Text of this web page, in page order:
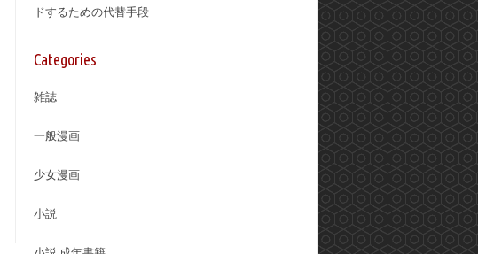
ドするための代替手段
Categories
雑誌
一般漫画
少女漫画
小説